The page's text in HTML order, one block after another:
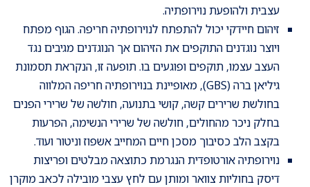
עצבית ולהופעת נוירופתיה.
זיהום חיידקי יכול להתפתח לנוירופתיה חריפה. הגוף מפתח
ויוצר נוגדנים התוקפים את הזיהום אך הנוגדנים מגיבים נגד
העצב עצמו, תוקפים ופוגעים בו. תופעה זו, הנקראת תסמונת
גיליאן ברה (GBS), מאופיינת בנוירופתיה חריפה המלווה
בחולשת שרירים קשה, קושי בתנועה, חולשה של שרירי הפנים
בחלק ניכר מהחולים, חולשה של שרירי הנשימה, הפרעות
בקצב הלב כסיבוך מסכן חיים המחייב אשפוז וניטור ועוד.
נוירופתיה אורטופדית הנגרמת כתוצאה מבלטים ופריצות
דיסק בחוליות צוואר ומותן עם לחץ עצבי מובילה לכאב מוקרן